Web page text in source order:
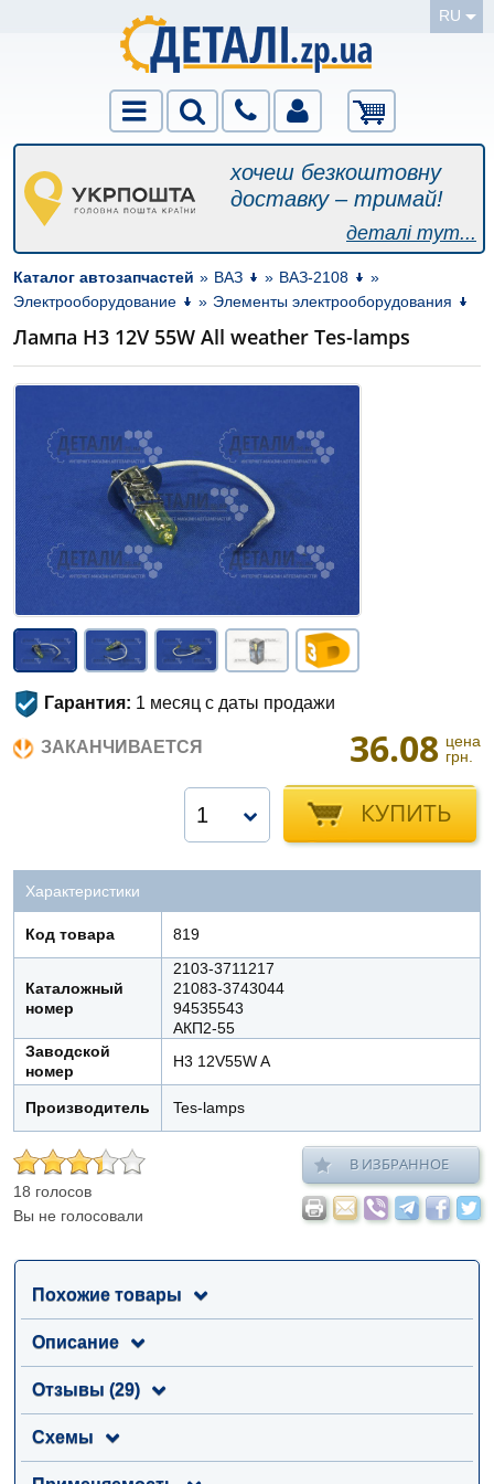
RU
хочеш безкоштовну
доставку – тримай!
деталі тут...
Каталог автозапчастей » ВАЗ » ВАЗ-2108
»
Электрооборудование
» Элементы электрооборудования
Лампа Н3 12V 55W All weather Tes-lamps
Гарантия: 1 месяц с даты продажи
ЗАКАНЧИВАЕТСЯ 36.08 цена
грн.
КУПИТЬ
1
Характеристики
Код товара 819
Каталожный
номер
2103-3711217
21083-3743044
94535543
АКП2-55
Заводской
номер
Н3 12V55W A
Производитель Tes-lamps
18 голосов
Вы не голосовали
В ИЗБРАННОЕ
Похожие товары
Описание
Отзывы (29)
Схемы